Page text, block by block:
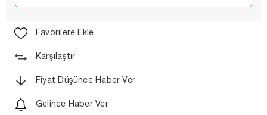
Favorilere Ekle
Karşılaştır
Fiyat Düşünce Haber Ver
Gelince Haber Ver